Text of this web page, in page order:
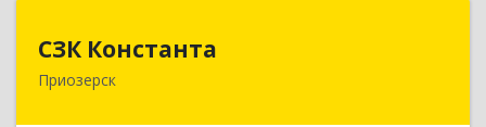
СЗК Константа
Приозерск188760, Ленинградская обл, Приозерск г,